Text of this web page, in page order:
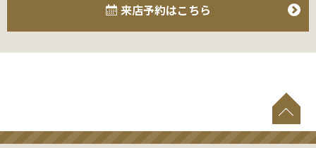
来店予約はこちら